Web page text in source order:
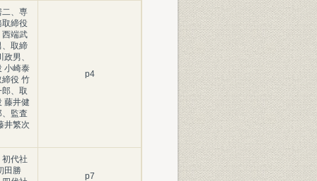
二、専
取締役
西端武
、取締
男、
小崎泰
締役 竹
、取
藤井健
監査
井繁次
p4
代社
田勝
p7